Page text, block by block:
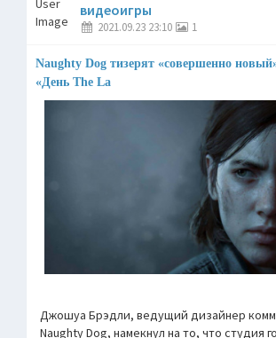
видеоигры
2021.09.23 23:10 1
Naughty Dog тизерят «совершенно
«День The La
Джошуа Брэдли, ведущий дизайнер
Naughty Dog, намекнул на то, что студия